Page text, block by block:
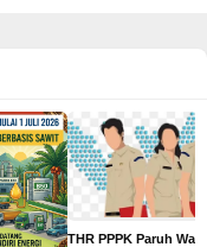
THR PPPK Paruh